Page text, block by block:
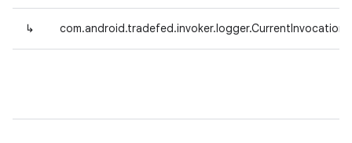
↳ com.android.tradefed.invoker.logger.CurrentInvocation